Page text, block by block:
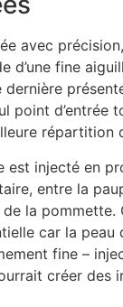
avec précision,
d’une fine
point d’entrée
répartition
est injecté en
entre la
la pommette.
car la peau
fine –
créer des